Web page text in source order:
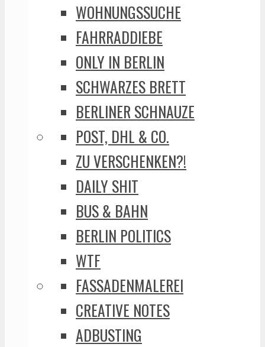
WOHNUNGSSUCHE
FAHRRADDIEBE
ONLY IN BERLIN
SCHWARZES BRETT
BERLINER SCHNAUZE
POST, DHL & CO.
ZU VERSCHENKEN?!
DAILY SHIT
BUS & BAHN
BERLIN POLITICS
WTF
FASSADENMALEREI
CREATIVE NOTES
ADBUSTING